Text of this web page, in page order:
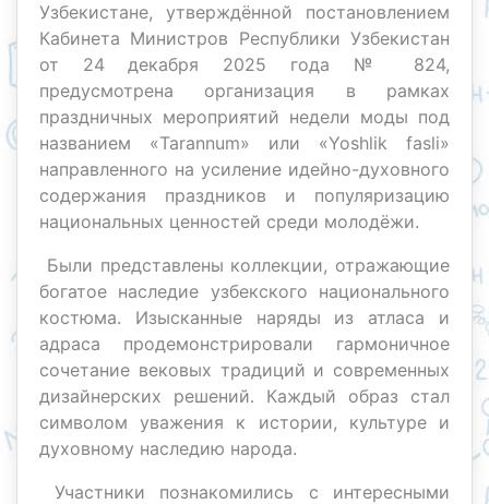
Узбекистане, утверждённой постановлением
Кабинета Министров Республики Узбекистан
от 24 декабря 2025 года № 824,
предусмотрена организация в рамках
праздничных мероприятий недели моды под
названием «Tarannum» или «Yoshlik fasli»
направленного на усиление идейно-духовного
содержания праздников и популяризацию
национальных ценностей среди молодёжи.
Были представлены коллекции, отражающие
богатое наследие узбекского национального
костюма. Изысканные наряды из атласа и
адраса продемонстрировали гармоничное
сочетание вековых традиций и современных
дизайнерских решений. Каждый образ стал
символом уважения к истории, культуре и
духовному наследию народа.
Участники познакомились с интересными